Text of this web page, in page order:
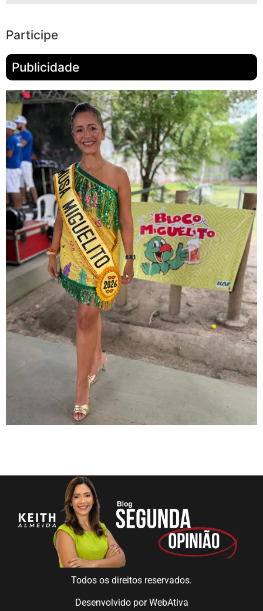
Participe
Publicidade
Todos os direitos reservados.
Desenvolvido porWebAtiva